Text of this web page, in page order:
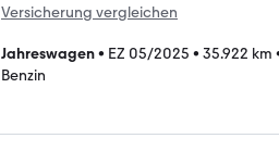
Versicherung vergleichen
Jahreswagen• EZ 05/2025 • 35.922 km
Benzin